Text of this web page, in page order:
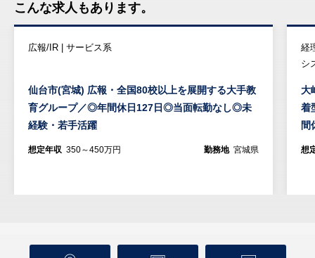
こんな求人もあります。
広報/IR | サービス系
仙台市(宮城) 広報・全国80校以上を展開する大手教
育グループ／◎年間休日127日◎当面転勤なし◎未
経験・若手活躍
想定年収 350～450万円 勤務地 宮城県
経
シ
大
着
間
想